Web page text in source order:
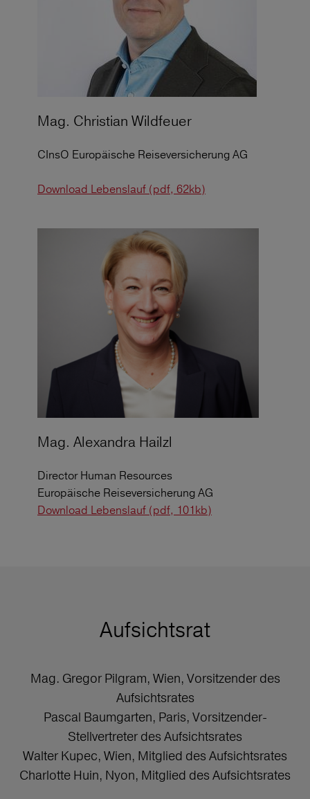
Mag. Christian Wildfeuer
CInsO Europäische Reiseversicherung AG
Download Lebenslauf (pdf, 62kb)
Mag. Alexandra Hailzl
Director Human Resources
Europäische Reiseversicherung AG
Download Lebenslauf (pdf, 101kb)
Aufsichtsrat
Mag. Gregor Pilgram, Wien, Vorsitzender des
Aufsichtsrates
Pascal Baumgarten, Paris, Vorsitzender-
Stellvertreter des Aufsichtsrates
Walter Kupec, Wien, Mitglied des Aufsichtsrates
Charlotte Huin, Nyon, Mitglied des Aufsichtsrates